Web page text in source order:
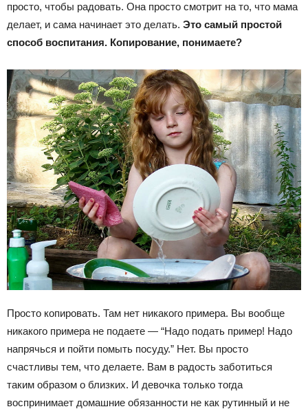
просто, чтобы радовать. Она просто смотрит на то, что мама
делает, и сама начинает это делать. Это самый простой
способ воспитания. Копирование, понимаете?
Просто копировать. Там нет никакого примера. Вы вообще
никакого примера не подаете — “Надо подать пример! Надо
напрячься и пойти помыть посуду.” Нет. Вы просто
счастливы тем, что делаете. Вам в радость заботиться
таким образом о близких. И девочка только тогда
воспринимает домашние обязанности не как рутинный и не